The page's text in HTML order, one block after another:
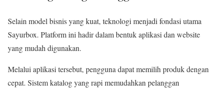
Selain model bisnis yang kuat, teknologi menjadi fondasi utama
Sayurbox. Platform ini hadir dalam bentuk aplikasi dan website
yang mudah digunakan.
Melalui aplikasi tersebut, pengguna dapat memilih produk dengan
cepat. Sistem katalog yang rapi memudahkan pelanggan